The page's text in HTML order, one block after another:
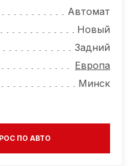
Автомат
Новый
Задний
Европа
Минск
ПО АВТО